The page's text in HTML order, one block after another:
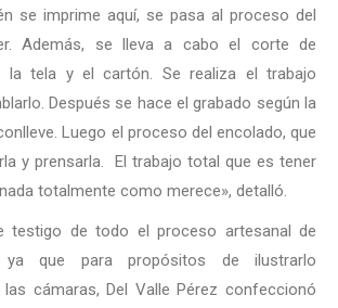
se imprime aquí, se pasa al proceso del
Además, se lleva a cabo el corte de
la tela y el cartón. Se realiza el trabajo
Después se hace el grabado según la
Luego el proceso del encolado, que
y prensarla. El trabajo total que es tener
totalmente como merece», detalló.
testigo de todo el proceso artesanal de
ya que para propósitos de ilustrarlo
las cámaras, Del Valle Pérez confeccionó